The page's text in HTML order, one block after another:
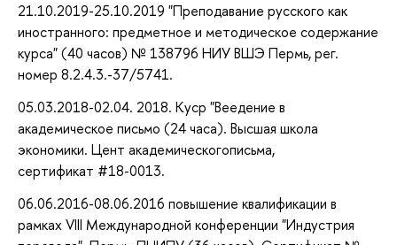
21.10.2019-25.10.2019 "Преподавание русского как
иностранного: предметное и методическое содержание
курса" (40 часов) № 138796 НИУ ВШЭ Пермь, рег.
номер 8.2.4.3.-37/5741.
05.03.2018-02.04. 2018. Куср "Веедение в
академическое письмо (24 часа). Высшая школа
экономики. Цент академическогописьма,
сертификат #18-0013.
06.06.2016-08.06.2016 повышение квалификации в
рамках VIII Международной конференции "Индустрия